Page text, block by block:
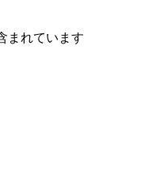
まれています